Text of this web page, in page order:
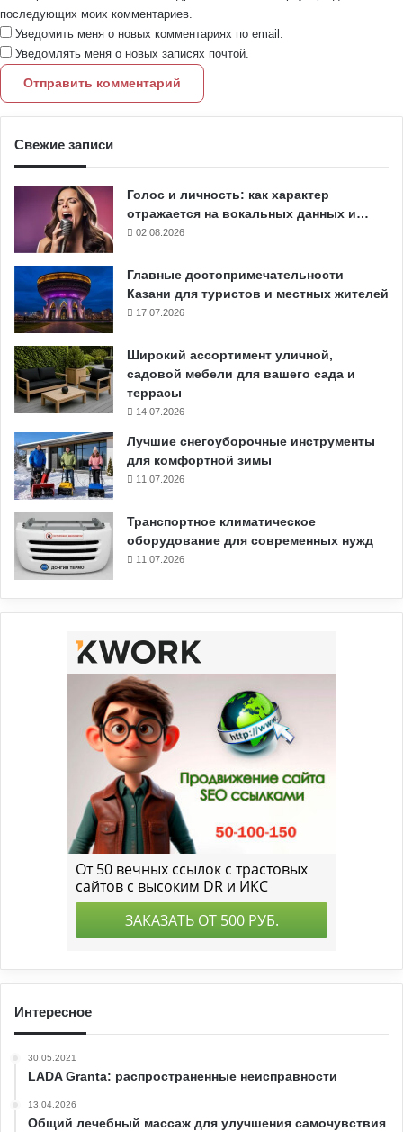
последующих моих комментариев.
Уведомить меня о новых комментариях по email.
Уведомлять меня о новых записях почтой.
Свежие записи
Голос и личность: как характер
отражается на вокальных данных и…
02.08.2026
Главные достопримечательности
Казани для туристов и местных жителей
17.07.2026
Широкий ассортимент уличной,
садовой мебели для вашего сада и
террасы
14.07.2026
Лучшие снегоуборочные инструменты
для комфортной зимы
11.07.2026
Транспортное климатическое
оборудование для современных нужд
11.07.2026
Интересное
30.05.2021
LADA Granta: распространенные неисправности
13.04.2026
Общий лечебный массаж для улучшения самочувствия